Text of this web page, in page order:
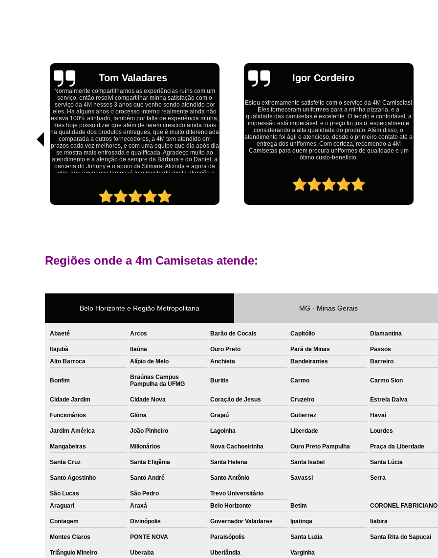
Roupas de Fábrica Atacado
Private Label Camisetas Streetwear Goiás
Private Label Moda Fitness Mato
Private Label para Roupa Minas Gerais
Private Label Roupas Femininas Recife
Private Label Têxtil Moda Infantil Brasília
Private Label Biquínis
Private Label Camisetas T-
Igor Cordeiro
Estou extremamente satisfeito com o serviço da 4M Camisetas!
Eles forneceram uniformes para a minha pizzaria, e a
qualidade das camisetas é excelente. O tecido é confortável, a
impressão está impecável, e o preço foi justo, especialmente
considerando a alta qualidade do produto. Além disso, o
atendimento foi ágil e atencioso, desde o primeiro contato até a
entrega dos uniformes. Com certeza, recomendo a 4M
Camisetas para quem procura uniformes de qualidade e um
ótimo custo-benefício.
Emília
Ótimo atendimento,todos muito educados, prestativos e que
colocam o cliente em primeiro lugar. Qualquer lugar tem
problemas,isso é fato, mas aqui na 4M tudo é resolvido com
calma e de forma que todos saem ganhando no final.
Regiões onde a 4m Camisetas atende:
Belo Horizonte e Região Metropolitana MG - Minas Gerais
Abaeté Arcos Barão de Cocais Capitólio Diamantina
Itajubá Itaúna Ouro Preto Pará de Minas Passos
Alto Barroca
Alípio de Melo Anchieta Bandeirantes Barreiro
Bonfim
Braúnas Campus
Pampulha da UFMG
Buritis Carmo Carmo Sion
Cidade Jardim Cidade Nova Coração de Jesus Cruzeiro Estrela Dalva
Funcionários Glória Grajaú Gutierrez Havaí
Jardim América João Pinheiro Lagoinha Liberdade Lourdes
Mangabeiras Milionários Nova Cachoeirinha Ouro Preto Pampulha Praça da Liberdade
Santa Cruz Santa Efigênia Santa Helena Santa Isabel Santa Lúcia
Santo Agostinho Santo André Santo Antônio Savassi Serra
São Lucas São Pedro
Trevo Universitário
Araguari
Araxá Belo Horizonte Betim CORONEL FABRICIANO
Contagem Divinópolis Governador Valadares Ipatinga Itabira
Montes Claros PONTE NOVA Paraisópolis Santa Luzia Santa Rita do Sapucai
Triângulo Mineiro Uberaba Uberlândia Varginha